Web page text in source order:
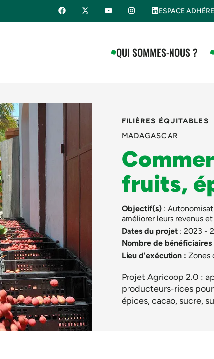
ESPACE
QUI SOMMES-NOUS ?
FILIÈRES ÉQUITABLES
MADAGASCAR
fruits,
Objectif(s):
améliorer leurs revenus
Dates du projet: 2023 -
Nombre de bénéficiaires
Lieu d'exécution : Zones
Projet Agricoop 2.0 :
producteurs-rices
épices, cacao, sucre,